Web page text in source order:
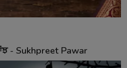
- Sukhpreet Pawar